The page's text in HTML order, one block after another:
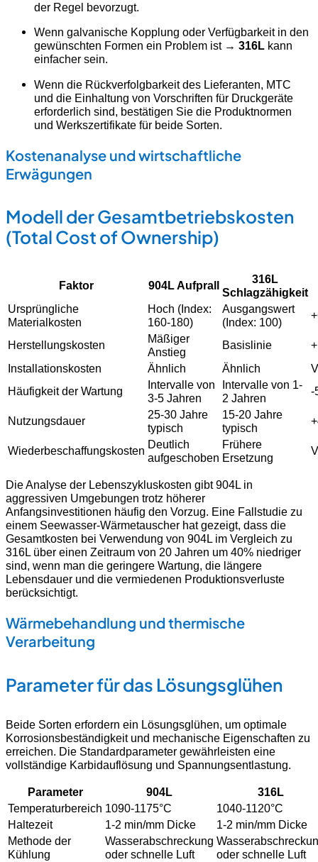
der Regel bevorzugt.
Wenn galvanische Kopplung oder Verfügbarkeit in den
gewünschten Formen ein Problem ist → 316L kann
einfacher sein.
Wenn die Rückverfolgbarkeit des Lieferanten, MTC
und die Einhaltung von Vorschriften für Druckgeräte
erforderlich sind, bestätigen Sie die Produktnormen
und Werkszertifikate für beide Sorten.
Kostenanalyse und wirtschaftliche
Erwägungen
Modell der Gesamtbetriebskosten
(Total Cost of Ownership)
Faktor 904L Aufprall
316L
Schlagzähigkeit
Ursprüngliche
Materialkosten
Hoch (Index:
160-180)
Ausgangswert
(Index: 100)
Herstellungskosten
Mäßiger
Anstieg
Basislinie
Installationskosten
Ähnlich Ähnlich
Häufigkeit der Wartung
Intervalle von
3-5 Jahren
Intervalle von 1-
2 Jahren
-
Nutzungsdauer
25-30 Jahre
typisch
15-20 Jahre
typisch
Wiederbeschaffungskosten Deutlich
aufgeschoben
Frühere
Ersetzung
Die Analyse der Lebenszykluskosten gibt 904L in
aggressiven Umgebungen trotz höherer
Anfangsinvestitionen häufig den Vorzug. Eine Fallstudie zu
einem Seewasser-Wärmetauscher hat gezeigt, dass die
Gesamtkosten bei Verwendung von 904L im Vergleich zu
316L über einen Zeitraum von 20 Jahren um 40% niedriger
sind, wenn man die geringere Wartung, die längere
Lebensdauer und die vermiedenen Produktionsverluste
berücksichtigt.
Wärmebehandlung und thermische
Verarbeitung
Parameter für das Lösungsglühen
Beide Sorten erfordern ein Lösungsglühen, um optimale
Korrosionsbeständigkeit und mechanische Eigenschaften zu
erreichen. Die Standardparameter gewährleisten eine
vollständige Karbidauflösung und Spannungsentlastung.
Parameter 904L
316L
Temperaturbereich 1090-1175°C
1040-1120°C
Haltezeit
1-2 min/mm Dicke
1-2 min/mm Dicke
Methode der
Kühlung
Wasserabschreckung
oder schnelle Luft
oder schnelle Luft